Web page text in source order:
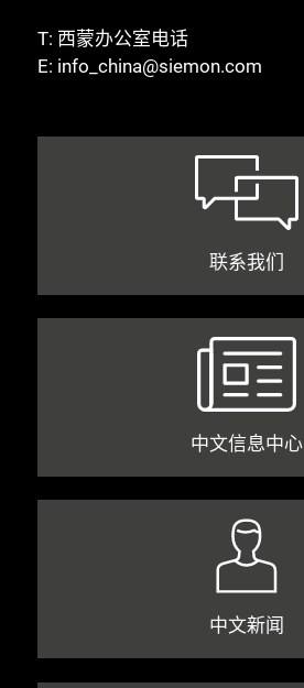
T: 西蒙办公室电话
E: info_china@siemon.com
联系我们
中文信息中心
中文新闻